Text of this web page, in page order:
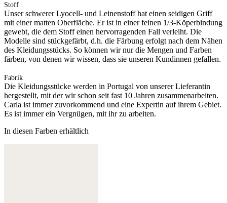
Stoff
Unser schwerer Lyocell- und Leinenstoff hat einen seidigen Griff
mit einer matten Oberfläche. Er ist in einer feinen 1/3-Köperbindung
gewebt, die dem Stoff einen hervorragenden Fall verleiht. Die
Modelle sind stückgefärbt, d.h. die Färbung erfolgt nach dem Nähen
des Kleidungsstücks. So können wir nur die Mengen und Farben
färben, von denen wir wissen, dass sie unseren Kundinnen gefallen.
Fabrik
Die Kleidungsstücke werden in Portugal von unserer Lieferantin
hergestellt, mit der wir schon seit fast 10 Jahren zusammenarbeiten.
Carla ist immer zuvorkommend und eine Expertin auf ihrem Gebiet.
Es ist immer ein Vergnügen, mit ihr zu arbeiten.
In diesen Farben erhältlich